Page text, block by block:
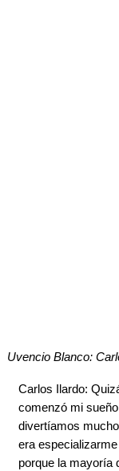
Uvencio Blanco:
Carlos Ilardo:
comenzó mi
divertíamos
era
porque la mayoría